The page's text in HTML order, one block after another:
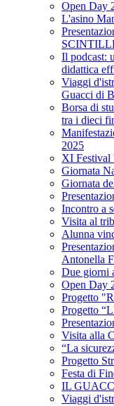
Open Day
L'asino
Il podcast:
didattica
Viaggi
Guacci di
Borsa di
tra i dieci
2025
XI Festival
Giornata
Giornata
Incontro a
Visita al
Alunna
Antonella
Due giorni
Open Day
Progetto
Progetto
Visita alla
“La
Progetto
Festa di
IL
Viaggi